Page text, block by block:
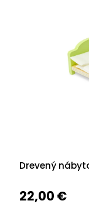
Drevený
22,00 €